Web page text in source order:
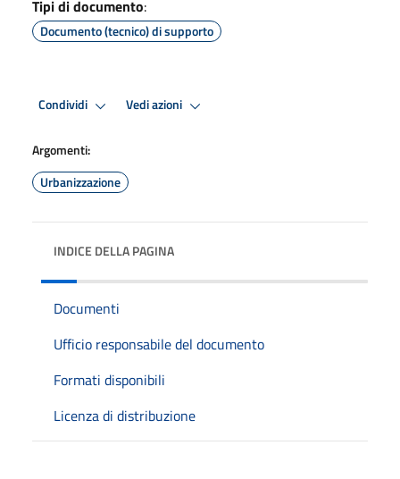
Tipi di documento:
Documento (tecnico) di supporto
Condividi Vedi azioni
Argomenti:
Urbanizzazione
INDICE DELLA PAGINA
Documenti
Ufficio responsabile del documento
Formati disponibili
Licenza di distribuzione